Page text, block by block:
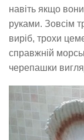
навіть якщо
руками. Зовсім
виріб, трохи
справжній
черепашки